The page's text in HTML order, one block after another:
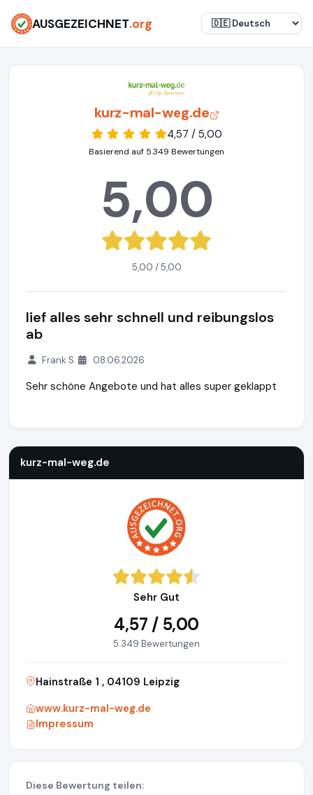
AUSGEZEICHNET.org
kurz-mal-weg.de
4,57 / 5,00
Basierend auf 5.349 Bewertungen
5,00
5,00 / 5,00
lief alles sehr schnell und reibungslos
ab
Frank S. 08.06.2026
Sehr schöne Angebote und hat alles super geklappt
kurz-mal-weg.de
Sehr Gut
4,57 / 5,00
5.349 Bewertungen
Hainstraße 1 , 04109 Leipzig
www.kurz-mal-weg.de
Impressum
Diese Bewertung teilen: